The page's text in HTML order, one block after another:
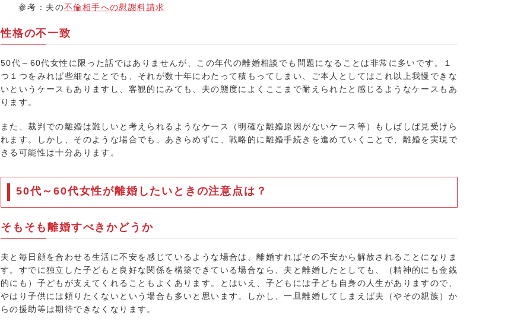
参考：夫の不倫相手への慰謝料請求
性格の不一致
50代～60代女性に限った話ではありませんが、この年代の離婚相談でも問題になることは非常に多いです。１
つ１つをみれば些細なことでも、それが数十年にわたって積もってしまい、ご本人としてはこれ以上我慢できな
いというケースもありますし、客観的にみても、夫の態度によくここまで耐えられたと感じるようなケースもあ
ります。
また、裁判での離婚は難しいと考えられるようなケース（明確な離婚原因がないケース等）もしばしば見受けら
れます。しかし、そのような場合でも、あきらめずに、戦略的に離婚手続きを進めていくことで、離婚を実現で
きる可能性は十分あります。
50代～60代女性が離婚したいときの注意点は？
そもそも離婚すべきかどうか
夫と毎日顔を合わせる生活に不安を感じているような場合は、離婚すればその不安から解放されることになりま
す。すでに独立した子どもと良好な関係を構築できている場合なら、夫と離婚したとしても、（精神的にも金銭
的にも）子どもが支えてくれることもよくあります。とはいえ、子どもには子ども自身の人生がありますので、
やはり子供には頼りたくないという場合も多いと思います。しかし、一旦離婚してしまえば夫（やその親族）か
らの援助等は期待できなくなります。